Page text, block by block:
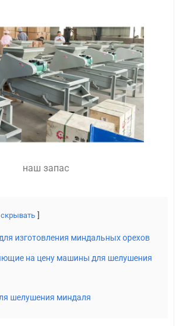
наш запас
скрывать
изготовления миндальных орехов
на цену машины для шелушения
шелушения миндаля